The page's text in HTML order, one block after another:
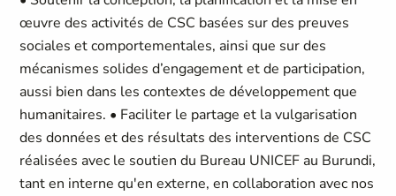
œuvre des activités de CSC basées sur des preuves
sociales et comportementales, ainsi que sur des
mécanismes solides d’engagement et de participation,
aussi bien dans les contextes de développement que
humanitaires. • Faciliter le partage et la vulgarisation
des données et des résultats des interventions de CSC
réalisées avec le soutien du Bureau UNICEF au Burundi,
tant en interne qu'en externe, en collaboration avec nos